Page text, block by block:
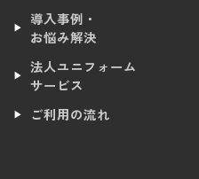
導入事例・
お悩み解決
法人ユニフォーム
サービス
ご利用の流れ